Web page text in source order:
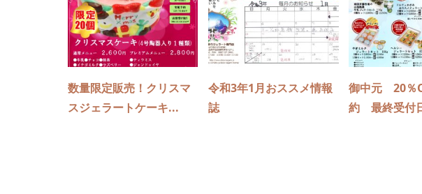
数量限定販売！クリスマ
スジェラートケーキ...
令和3年1月おススメ情報
誌
御中元 20％
約 最終受付